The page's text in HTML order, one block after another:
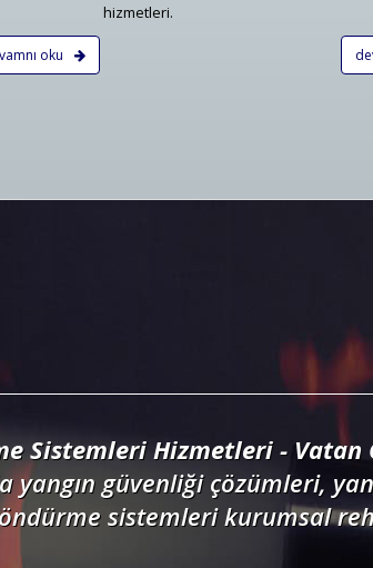
hizmetleri.
oku
Sistemleri
alarm sistemleri
ve yangın butonları satış,
Sistemleri Hizmetleri - Vatan
güvenliği çözümleri,
sistemleri kurumsal